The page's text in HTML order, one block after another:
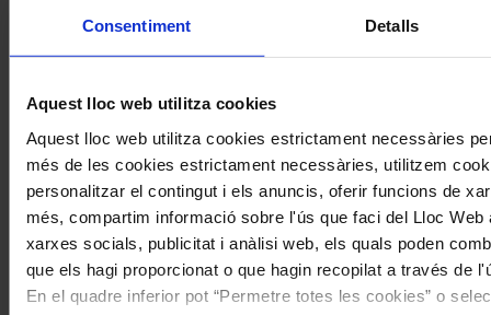
Consentiment Detalls
Aquest lloc web utilitza cookies
Aquest lloc web utilitza cookies estrictament necessàries
més de les cookies estrictament necessàries, utilitzem
personalitzar el contingut i els anuncis, oferir funcions de
més, compartim informació sobre l'ús que faci del Lloc Web
xarxes socials, publicitat i anàlisi web, els quals poden
que els hagi proporcionat o que hagin recopilat a través de
En el quadre inferior pot “Permetre totes les cookies” o
Entrevista